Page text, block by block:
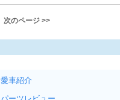
次のページ >>
愛車紹介